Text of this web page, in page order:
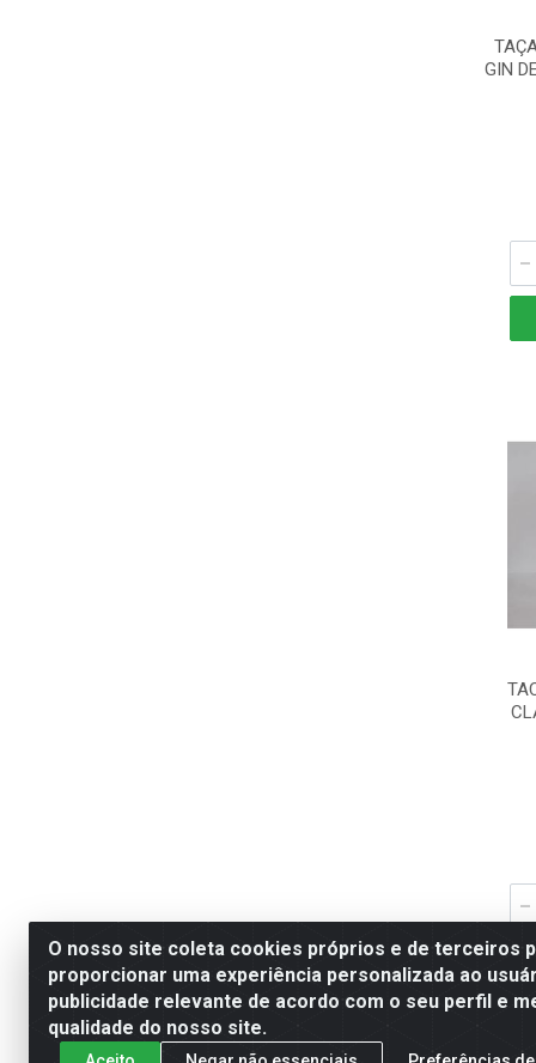
GIN
O nosso site coleta cookies próprios e de terceiros
proporcionar uma experiência personalizada ao
publicidade relevante de acordo com o seu perfil e
qualidade do nosso site.